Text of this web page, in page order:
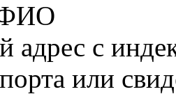
адрес с
или